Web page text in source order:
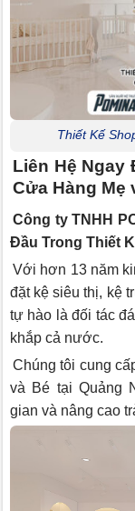
Thiết Kế
Liên Hệ Ngay
Cửa Hàng Mẹ
Công ty TNHH
Đầu Trong Thiết
Với hơn 13 năm
đặt kệ siêu thị, kệ
tự hào là đối tác
khắp cả nước.
Chúng tôi cung
và Bé tại Quảng
gian và nâng cao